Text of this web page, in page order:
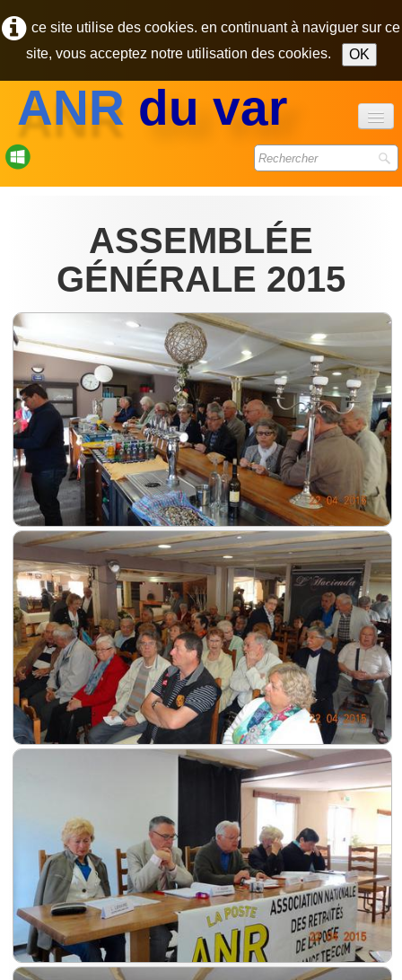
ce site utilise des cookies. en continuant à naviguer sur ce
site, vous acceptez notre utilisation des cookies.
OK
ANR du var
accueil
photos▼
contact
pôle des retraités
bureau
ASSEMBLÉE
GÉNÉRALE 2015